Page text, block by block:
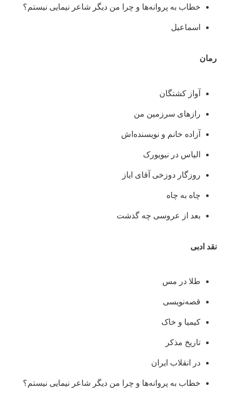
خطاب به پروانه‌ها و چرا من دیگر شاعر نیمایی نیستم؟
اسماعیل
رمان
آواز کشتگان
رازهای سرزمین من
آزاده خانم و نویسنده‌اش
الیاس در نیویورک
روزگار دوزخی آقای ایاز
چاه به چاه
بعد از عروسی چه گذشت
نقد ادبی
طلا در مس
قصه‌نویسی
کیمیا و خاک
تاریخ مذکر
در انقلاب ایران
خطاب به پروانه‌ها و چرا من دیگر شاعر نیمایی نیستم؟